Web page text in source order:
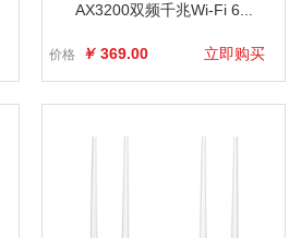
AX3200双频千兆Wi-Fi 6...
价格 ￥ 369.00 立即购买